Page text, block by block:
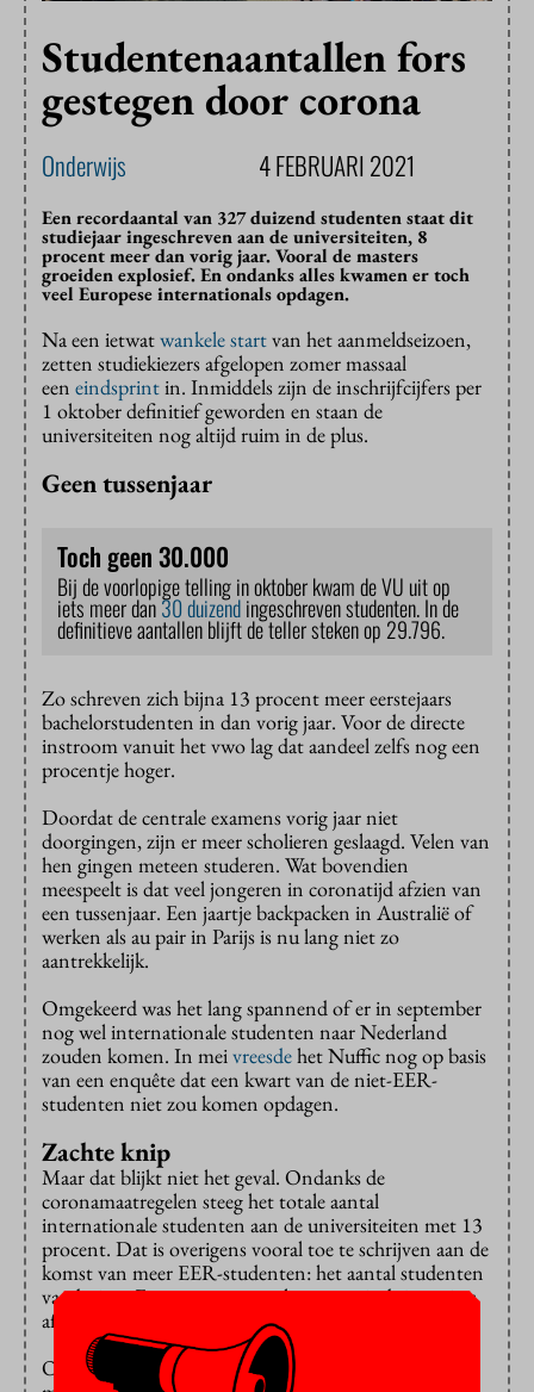
Studentenaantallen fors
gestegen door corona
Onderwijs 4 FEBRUARI 2021
Een recordaantal van 327 duizend studenten staat dit
studiejaar ingeschreven aan de universiteiten, 8
procent meer dan vorig jaar. Vooral de masters
groeiden explosief. En ondanks alles kwamen er toch
veel Europese internationals opdagen.
Na een ietwatwankele startvan het aanmeldseizoen,
zetten studiekiezers afgelopen zomer massaal
een eindsprintin. Inmiddels zijn de inschrijfcijfers per
1 oktober definitief geworden en staan de
universiteiten nog altijd ruim in de plus.
Geen tussenjaar
Toch geen 30.000
Bij de voorlopige telling in oktober kwam de VU uit op
iets meer dan30 duizendingeschreven studenten. In de
definitieve aantallen blijft de teller steken op 29.796.
Zo schreven zich bijna 13 procent meer eerstejaars
bachelorstudenten in dan vorig jaar. Voor de directe
instroom vanuit het vwo lag dat aandeel zelfs nog een
procentje hoger.
Doordat de centrale examens vorig jaar niet
doorgingen, zijn er meer scholieren geslaagd. Velen van
hen gingen meteen studeren. Wat bovendien
meespeelt is dat veel jongeren in coronatijd afzien van
een tussenjaar. Een jaartje backpacken in Australië of
werken als au pair in Parijs is nu lang niet zo
aantrekkelijk.
Omgekeerd was het lang spannend of er in september
nog wel internationale studenten naar Nederland
zouden komen. In meivreesdehet Nuffic nog op basis
van een enquête dat een kwart van de niet-EER-
studenten niet zou komen opdagen.
Zachte knip
Maar dat blijkt niet het geval. Ondanks de
coronamaatregelen steeg het totale aantal
internationale studenten aan de universiteiten met 13
procent. Dat is overigens vooral toe te schrijven aan de
komst van meer EER-studenten: het aantal studenten
van buiten Europa nam voor het eerst sinds jaren iets
af, met 4 procent.
Opvallend is ook de groei bij de masteropleidingen: